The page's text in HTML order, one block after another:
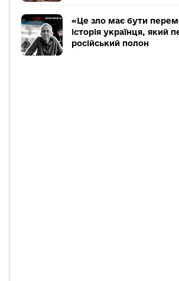
«Це зло має бути
історія українця, який
російський полон